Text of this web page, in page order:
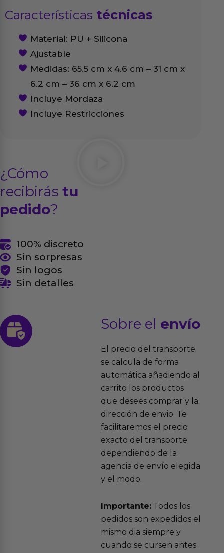
Características técnicas
Material: PU + Silicona
Ajustable
Medidas: 65.5 cm x 4.6 cm – 31 cm x
6.2 cm – 36 cm x 6.2 cm
Incluye Mordaza
Incluye Restricciones
¿Cómo
recibirás tu
pedido?
100% discreto
Sin sorpresas
Sin logos
Sin detalles
Sobre el envío
El precio del transporte
se calcula de forma
automática añadiendo al
carrito los productos
que desees comprar y la
dirección de envio. Te
facilitaremos el precio
exacto del transporte
dependiendo de la
agencia de envío elegida
y el modo.
Importante:Todos los
pedidos son expedidos el
mismo dia siempre y
cuando se cursen antes